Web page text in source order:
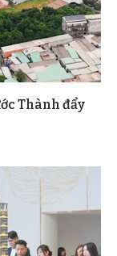
Thành đẩy